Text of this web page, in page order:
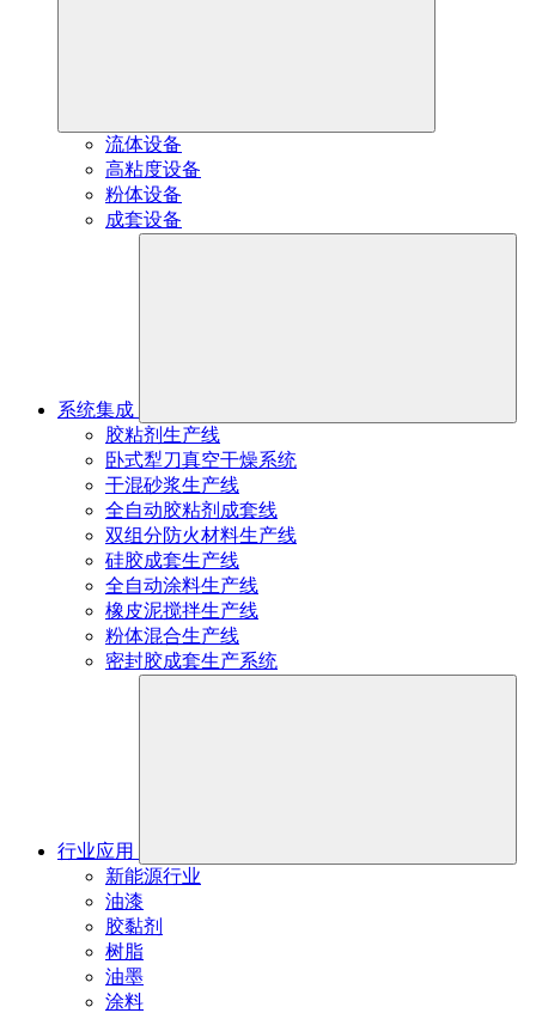
流体设备
高粘度设备
粉体设备
成套设备
系统集成
胶粘剂生产线
卧式犁刀真空干燥系统
干混砂浆生产线
全自动胶粘剂成套线
双组分防火材料生产线
硅胶成套生产线
全自动涂料生产线
橡皮泥搅拌生产线
粉体混合生产线
密封胶成套生产系统
行业应用
新能源行业
油漆
胶黏剂
树脂
油墨
涂料